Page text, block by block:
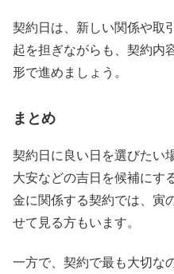
契約日は、新しい関係や取
起を担ぎながらも、契約内
形で進めましょう。
まとめ
契約日に良い日を選びたい
大安などの吉日を候補にす
金に関係する契約では、寅
せて見る方もいます。
一方で、契約で最も大切な